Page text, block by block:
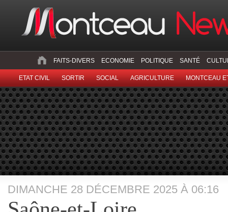
FAITS-DIVERS ECONOMIE POLITIQUE SANTÉ
ETAT CIVIL SORTIR SOCIAL AGRICULTURE MONTCEAU
DIMANCHE 28 DÉCEMBRE 2025 À 06:16